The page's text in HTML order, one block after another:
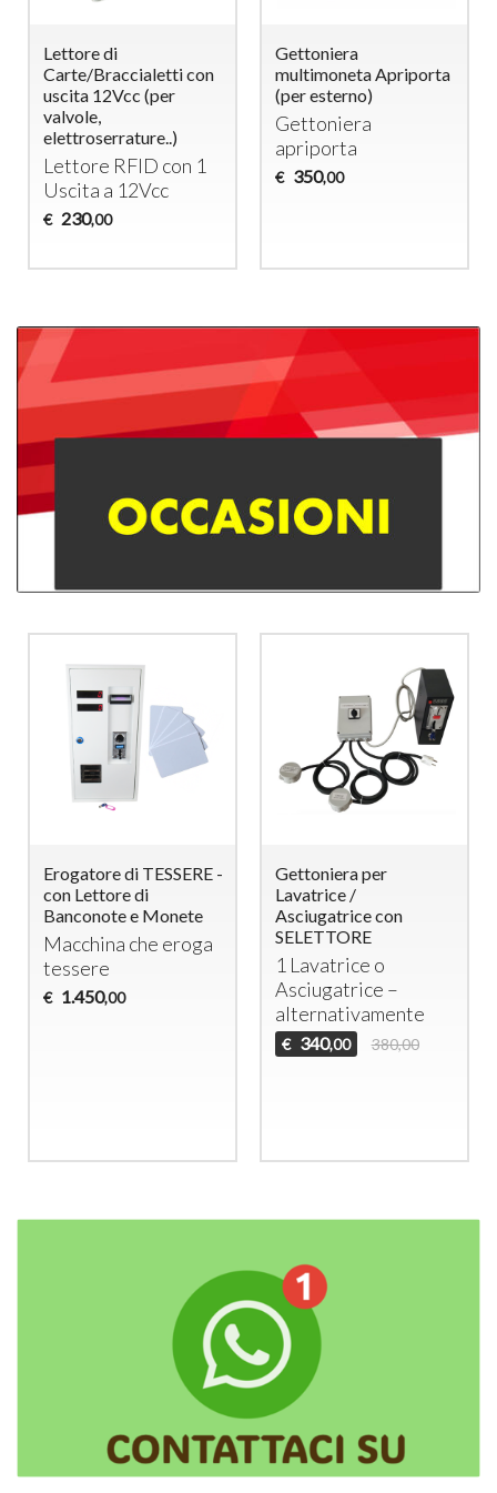
Lettore di
Carte/Braccialetti con
uscita 12Vcc (per
valvole,
elettroserrature..)
Lettore RFID con 1
Uscita a 12Vcc
€ 230,00
Gettoniera
multimoneta Apriporta
(per esterno)
Gettoniera
apriporta
€ 350,00
Erogatore di TESSERE -
con Lettore di
Banconote e Monete
Macchina che eroga
tessere
€ 1.450,00
Gettoniera per
Lavatrice /
Asciugatrice con
SELETTORE
1 Lavatrice o
Asciugatrice –
alternativamente
€ 340,00 380,00